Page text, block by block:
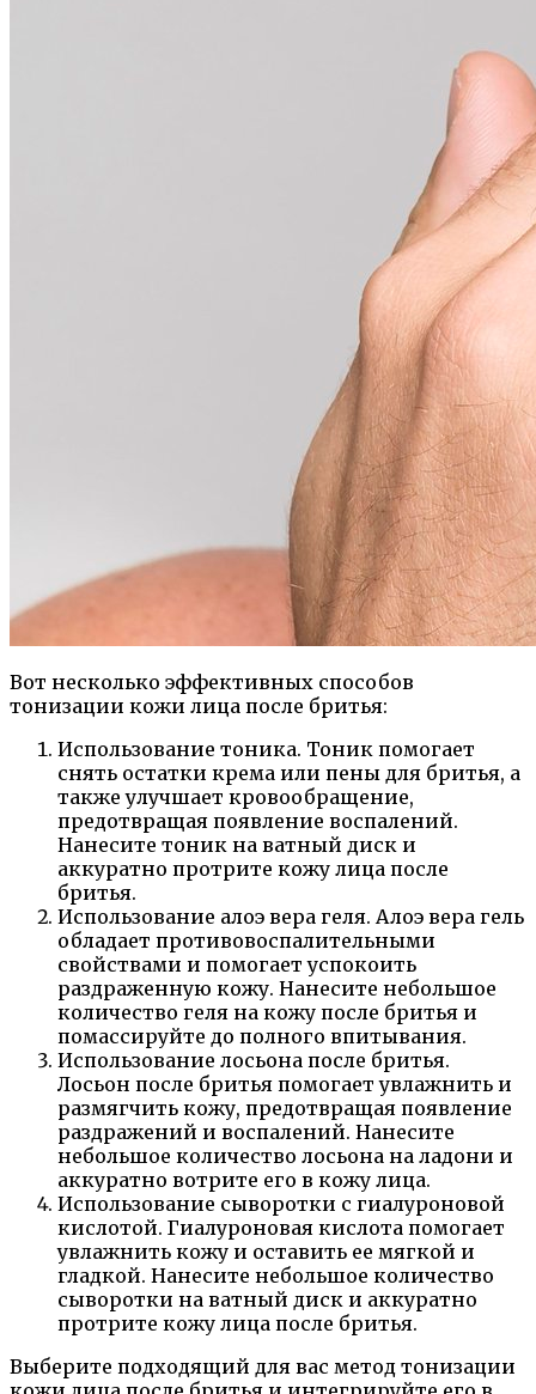
Вот несколько эффективных способов
тонизации кожи лица после бритья:
Использование тоника. Тоник помогает
снять остатки крема или пены для бритья, а
также улучшает кровообращение,
предотвращая появление воспалений.
Нанесите тоник на ватный диск и
аккуратно протрите кожу лица после
бритья.
Использование алоэ вера геля. Алоэ вера гель
обладает противовоспалительными
свойствами и помогает успокоить
раздраженную кожу. Нанесите небольшое
количество геля на кожу после бритья и
помассируйте до полного впитывания.
Использование лосьона после бритья.
Лосьон после бритья помогает увлажнить и
размягчить кожу, предотвращая появление
раздражений и воспалений. Нанесите
небольшое количество лосьона на ладони и
аккуратно вотрите его в кожу лица.
Использование сыворотки с гиалуроновой
кислотой. Гиалуроновая кислота помогает
увлажнить кожу и оставить ее мягкой и
гладкой. Нанесите небольшое количество
сыворотки на ватный диск и аккуратно
протрите кожу лица после бритья.
Выберите подходящий для вас метод тонизации